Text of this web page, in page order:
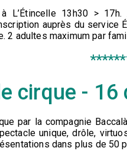
à L’Étincelle 13h30 >
auprès du service
2 adultes maximum par
cirque - 16
par la compagnie
unique, drôle,
dans plus de 50